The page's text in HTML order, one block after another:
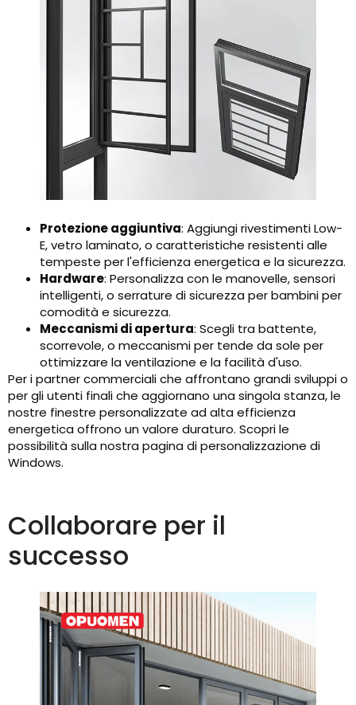
Protezione aggiuntiva: Aggiungi rivestimenti Low-
E, vetro laminato, o caratteristiche resistenti alle
tempeste per l'efficienza energetica e la sicurezza.
Hardware: Personalizza con le manovelle, sensori
intelligenti, o serrature di sicurezza per bambini per
comodità e sicurezza.
Meccanismi di apertura: Scegli tra battente,
scorrevole, o meccanismi per tende da sole per
ottimizzare la ventilazione e la facilità d'uso.
Per i partner commerciali che affrontano grandi sviluppi o
per gli utenti finali che aggiornano una singola stanza, le
nostre finestre personalizzate ad alta efficienza
energetica offrono un valore duraturo. Scopri le
possibilità sulla nostra pagina di personalizzazione di
Windows.
Collaborare per il
successo